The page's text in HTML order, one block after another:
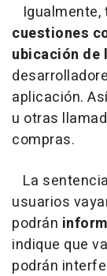
Igualmente,
cuestiones
ubicación de
aplicación.
u otras
compras.
La
usuarios
podrán
indique que
podrán